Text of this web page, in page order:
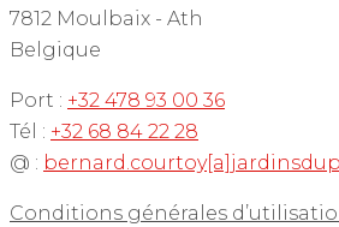
7812 Moulbaix - Ath
Belgique
Port : +32 478 93 00 36
Tél : +32 68 84 22 28
@ :
Conditions générales